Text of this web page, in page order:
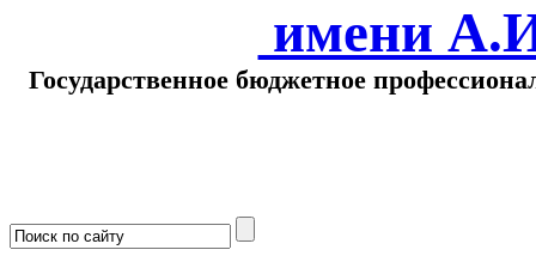
имени
Государственное бюджетное